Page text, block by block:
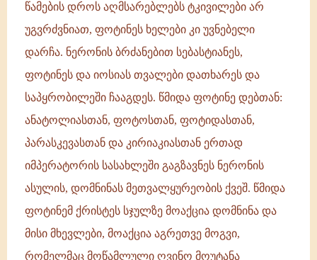
წამების დროს აღმსარებლებს ტკივილები არ
უგვრძვნიათ, ფოტინეს ხელები კი უვნებელი
დარჩა. ნერონის ბრძანებით სებასტიანეს,
ფოტინეს და იოსიას თვალები დათხარეს და
საპყრობილეში ჩააგდეს. წმიდა ფოტინე დებთან:
ანატოლიასთან, ფოტოსთან, ფოტიდასთან,
პარასკევასთან და კირიაკიასთან ერთად
იმპერატორის სასახლეში გაგზავნეს ნერონის
ასულის, დომნინას მეთვალყურეობის ქვეშ. წმიდა
ფოტინემ ქრისტეს სჯულზე მოაქცია დომნინა და
მისი მხევლები, მოაქცია აგრეთვე მოგვი,
რომელმაც მოწამლული ღვინო მოუტანა